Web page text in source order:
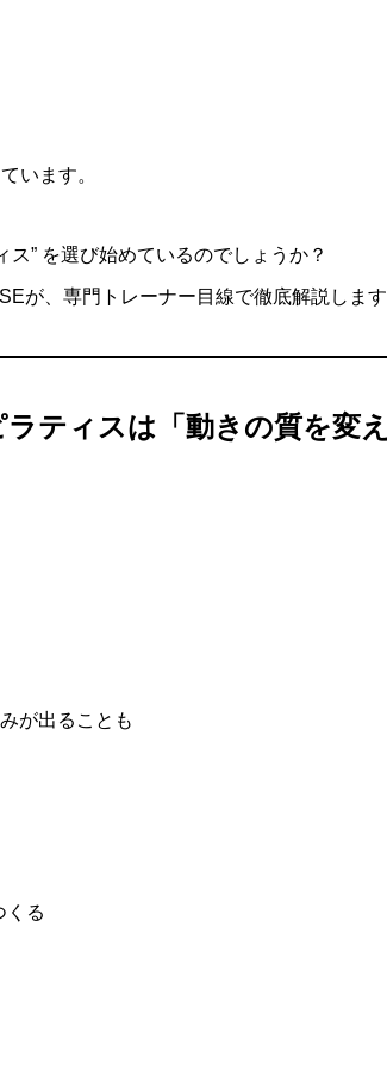
います。
” を選び始めているのでしょうか？
が、専門トレーナー目線で徹底解説します
ティスは「動きの質を変え
が出ることも
くる